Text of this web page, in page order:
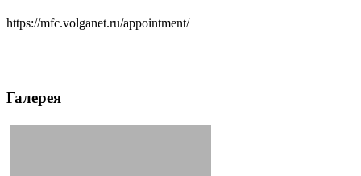
https://mfc.volganet.ru/appointment/
Галерея